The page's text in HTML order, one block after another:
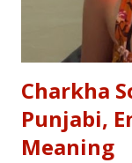
Charkha
Punjabi,
Meaning